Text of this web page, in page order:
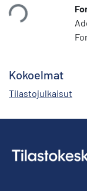
Kokoelmat
Tilastojulkaisut